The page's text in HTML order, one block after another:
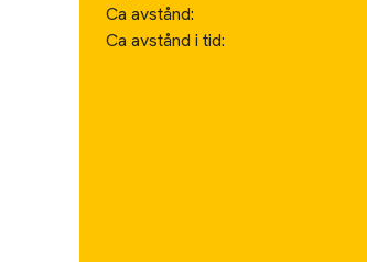
Ca avstånd:
Ca avstånd i tid: